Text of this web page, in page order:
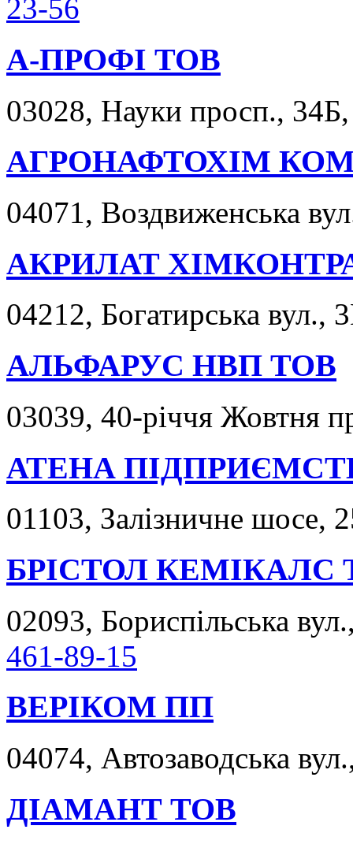
23-56
А-ПРОФІ ТОВ
03028, Науки просп.,
АГРОНАФТОХІМ
04071, Воздвиженська
АКРИЛАТ
04212, Богатирська вул.,
АЛЬФАРУС НВП ТОВ
03039, 40-річчя Жовтня
АТЕНА
01103, Залізничне шосе,
БРІСТОЛ КЕМІКАЛС
02093, Бориспільська
461-89-15
ВЕРІКОМ ПП
04074, Автозаводська
ДІАМАНТ ТОВ